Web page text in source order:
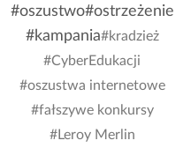
#oszustwo#ostrzeżenie
#kampania#kradzież
#CyberEdukacji
#oszustwa internetowe
#fałszywe konkursy
#Leroy Merlin